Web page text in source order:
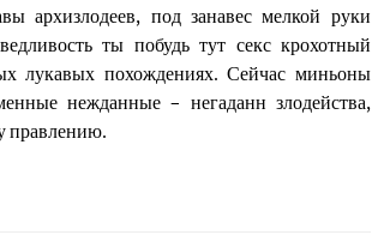
архизлодеев, под занавес мелкой руки
ты побудь тут секс крохотный
лукавых похождениях. Сейчас миньоны
нежданные – негаданн злодейства,
правлению.